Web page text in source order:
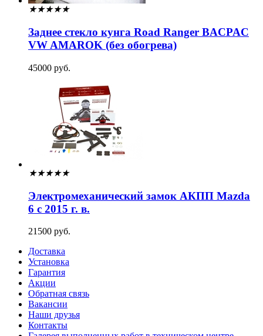
★★★★★
Заднее стекло кунга Road Ranger BACPAC
VW AMAROK (без обогрева)
45000 руб.
★★★★★
Электромеханический замок АКПП Mazda
6 с 2015 г. в.
21500 руб.
Доставка
Установка
Гарантия
Акции
Обратная связь
Вакансии
Наши друзья
Контакты